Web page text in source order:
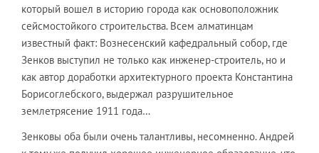
который вошел в историю города как основоположник
сейсмостойкого строительства. Всем алматинцам
известный факт: Вознесенский кафедральный собор, где
Зенков выступил не только как инженер-строитель, но и
как автор доработки архитектурного проекта Константина
Борисоглебского, выдержал разрушительное
землетрясение 1911 года…
Зенковы оба были очень талантливы, несомненно. Андрей